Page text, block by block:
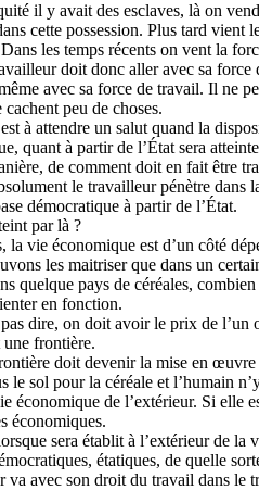
il y avait des esclaves, là on
cette possession. Plus tard vient
les temps récents on vent la
doit donc aller avec sa
avec sa force de travail. Il ne
cachent peu de choses.
à attendre un salut quand la
quant à partir de l’État sera
de comment doit en fait être
le travailleur pénètre dans
démocratique à partir de l’État.
par là ?
la vie économique est d’un côté
les maitriser que dans un
quelque pays de céréales,
en fonction.
dire, on doit avoir le prix de l’un
une frontière.
doit devenir la mise en
le sol pour la céréale et l’humain
économique de l’extérieur. Si elle
économiques.
sera établit à l’extérieur de
étatiques, de quelle
va avec son droit du travail dans le